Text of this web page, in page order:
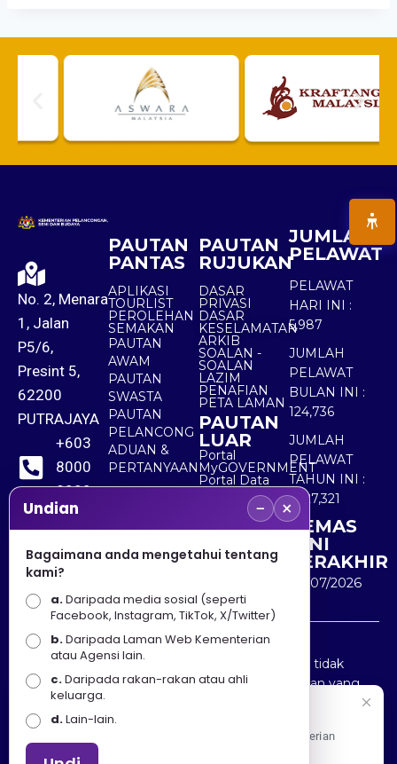
No. 2, Menara
1, Jalan
P5/6,
Presint 5,
62200
PUTRAJAYA
+603
8000
8000
+603
8891
7100
PAUTAN
PANTAS
APLIKASI
TOURLIST
PEROLEHAN
SEMAKAN
PAUTAN
AWAM
PAUTAN
SWASTA
PAUTAN
PELANCONG
ADUAN &
PERTANYAAN
PAUTAN
RUJUKAN
DASAR
PRIVASI
DASAR
KESELAMATAN
ARKIB
SOALAN -
SOALAN
LAZIM
PENAFIAN
PETA LAMAN
PAUTAN
LUAR
Portal
MyGOVERNMENT
Portal Data
Terbuka
Sektor Awam
JUMLAH
PELAWAT
PELAWAT
HARI INI :
5,987
JUMLAH
PELAWAT
BULAN INI :
124,736
JUMLAH
PELAWAT
TAHUN INI :
5,527,321
KEMAS
KINI
TERAKHIR
30/07/2026
Penafian : Kerajaan Malaysia dan Kementerian
Pelancongan Seni dan Budaya (MOTAC) adalah tidak
bertanggungjawab atas kehilangan atau kerugian yang
disebabkan oleh penggunaan mana-mana maklumat
yang diperolehi dari portal ini.
Undian − ×
Bagaimana anda mengetahui tentang
kami?
a.Daripada media sosial (seperti
Facebook, Instagram, TikTok, X/Twitter)
b.Daripada Laman Web Kementerian
atau Agensi lain.
c.Daripada rakan-rakan atau ahli
keluarga.
d.Lain-lain.
Apa Khabar! Selamat datang ke Portal Rasmi Kementerian
Pelancongan, Seni dan Budaya